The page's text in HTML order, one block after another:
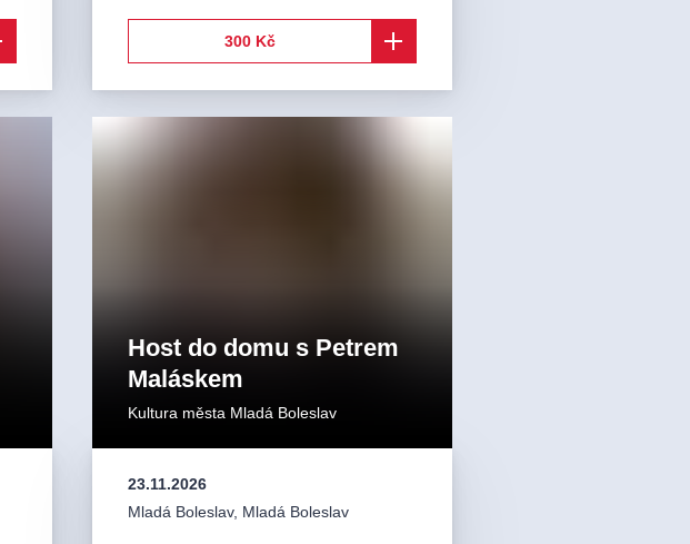
300 Kč
Host do domu s Petrem
Maláskem
Kultura města Mladá Boleslav
23.11.2026
Mladá Boleslav, Mladá Boleslav